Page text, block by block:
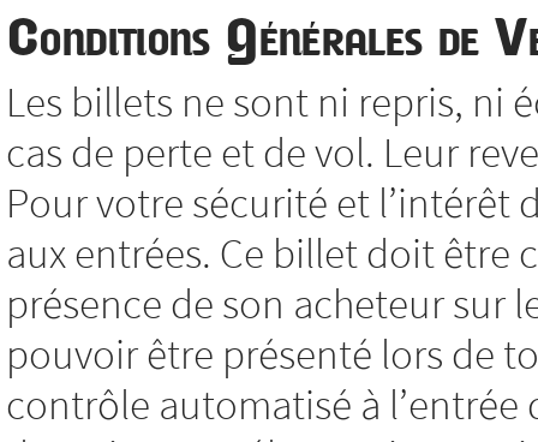
Conditions Générales de
Les billets ne sont ni repris, ni
cas de perte et de vol. Leur
Pour votre sécurité et l’intérêt
aux entrées. Ce billet doit être
présence de son acheteur sur
pouvoir être présenté lors de
contrôle automatisé à